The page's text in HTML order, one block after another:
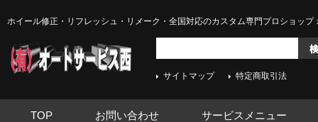
ホイール修正・リフレッシュ・リメーク・全国対応のカスタム専門プロショップ
サイトマップ 特定商取引法
TOP お問い合わせ サービスメニュー